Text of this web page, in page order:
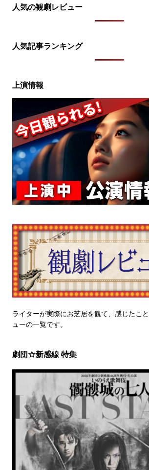
人気の観劇レビュー
人気記事ランキング
上演情報
ライターが実際にお芝居を観て、感じたこ
ューの一覧です。
劇団☆新感線 特集